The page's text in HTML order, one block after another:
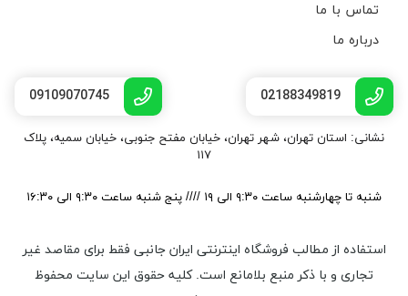
تماس با ما
درباره ما
02188349819
09109070745
نشانی: استان تهران، شهر تهران، خیابان مفتح جنوبی، خیابان سمیه، پلاک
۱۱۷
شنبه تا چهارشنبه ساعت ۹:۳۰ الی ۱۹ //// پنج شنبه ساعت ۹:۳۰ الی ۱۶:۳۰
استفاده از مطالب فروشگاه اینترنتی ایران جانبی فقط برای مقاصد غیر
تجاری و با ذکر منبع بلامانع است. کليه حقوق اين سايت محفوظ